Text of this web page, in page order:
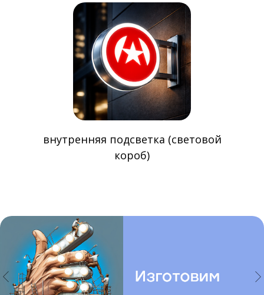
внутренняя подсветка (световой
короб)